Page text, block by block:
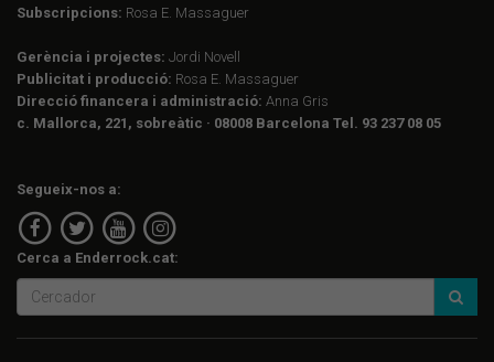
Subscripcions: Rosa E. Massaguer
Gerència i projectes: Jordi Novell
Publicitat i producció: Rosa E. Massaguer
Direcció financera i administració: Anna Gris
c. Mallorca, 221, sobreàtic · 08008 Barcelona Tel. 93 237 08 05
Segueix-nos a:
Cerca a Enderrock.cat: